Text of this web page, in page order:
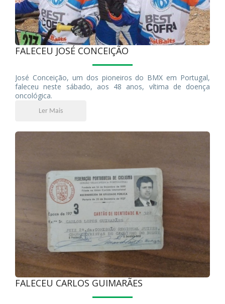
FALECEU JOSÉ CONCEIÇÃO
José Conceição, um dos pioneiros do BMX em Portugal,
faleceu neste sábado, aos 48 anos, vítima de doença
oncológica.
Ler Mais
FALECEU CARLOS GUIMARÃES